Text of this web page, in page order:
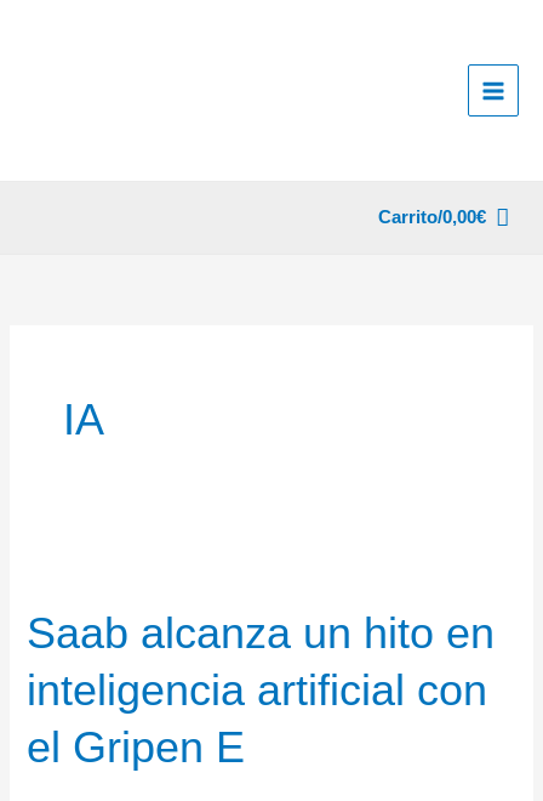
Carrito/0,00€
IA
Saab alcanza un hito en
inteligencia artificial con
el Gripen E